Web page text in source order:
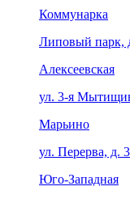
Коммунарка
Липовый парк,
Алексеевская
ул. 3-я
Марьино
ул. Перерва, д.
Юго-Западная